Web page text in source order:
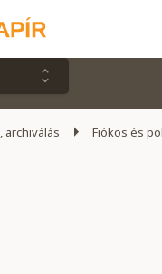
Fiókos és